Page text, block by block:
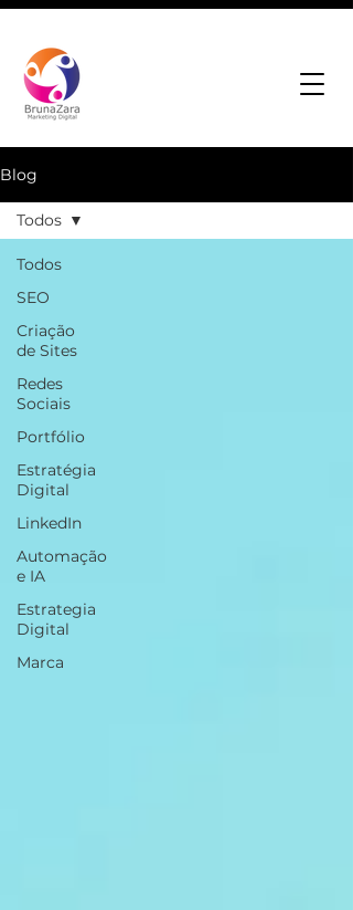
Blog
Todos
SEO
Criação
de Sites
Redes
Sociais
Portfólio
Estratégia
Digital
LinkedIn
Automação
e IA
Estrategia
Digital
Marca
Todos